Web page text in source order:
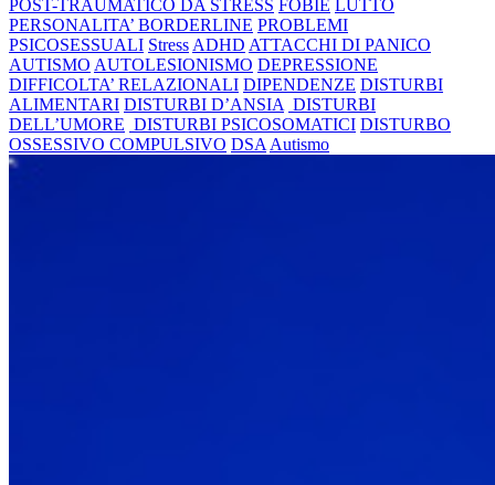
POST-TRAUMATICO DA STRESS FOBIE
LUTTO
PERSONALITA’ BORDERLINE PROBLEMI
PSICOSESSUALI Stress ADHD ATTACCHI DI PANICO
AUTISMO AUTOLESIONISMO DEPRESSIONE
DIFFICOLTA’ RELAZIONALI DIPENDENZE DISTURBI
ALIMENTARI DISTURBI D’ANSIA DISTURBI
DELL’UMORE DISTURBI PSICOSOMATICI DISTURBO
OSSESSIVO COMPULSIVO DSA Autismo